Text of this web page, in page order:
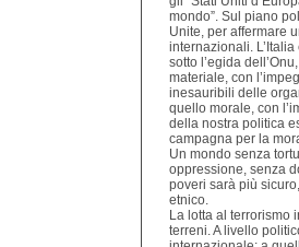
mondo”. Sul piano
Unite, per affermare
internazionali.
sotto l’egida
materiale, con
inesauribili delle
quello morale, con
della nostra politica
campagna per la
Un mondo senza
oppressione, senza
poveri sarà più
etnico.
La lotta al terrorismo
terreni. A livello